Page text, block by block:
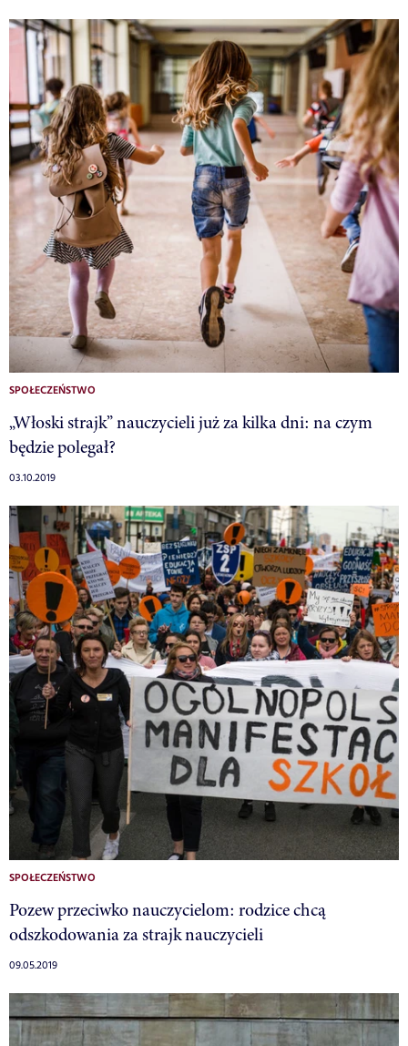
SPOŁECZEŃSTWO
„Włoski strajk” nauczycieli już za kilka dni: na czym
będzie polegał?
03.10.2019
SPOŁECZEŃSTWO
Pozew przeciwko nauczycielom: rodzice chcą
odszkodowania za strajk nauczycieli
09.05.2019